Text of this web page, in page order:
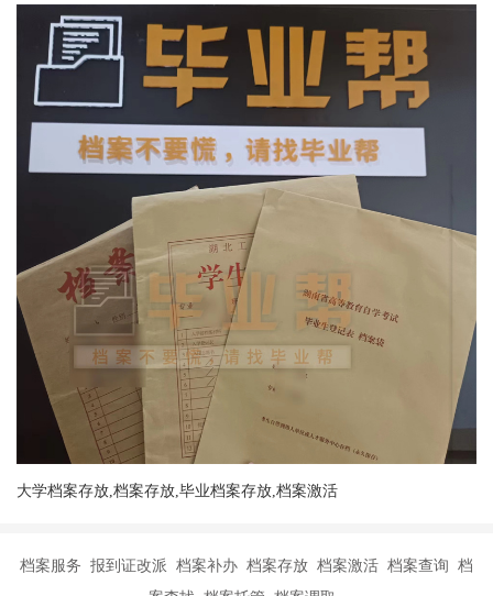
大学档案存放,档案存放,毕业档案存放,档案激活
档案服务 报到证改派 档案补办 档案存放 档案激活 档案查询 档